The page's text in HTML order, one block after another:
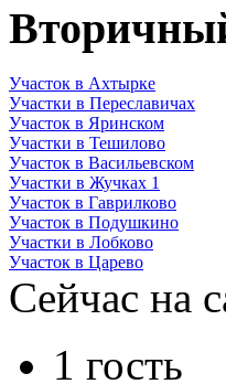
Участок в Ахтырке
Участки в Переславичах
Участок в Яринском
Участки в Тешилово
Участок в Васильевском
Участки в Жучках 1
Участок в Гаврилково
Участок в Подушкино
Участки в Лобково
Участок в Царево
Сейчас на
1 гость